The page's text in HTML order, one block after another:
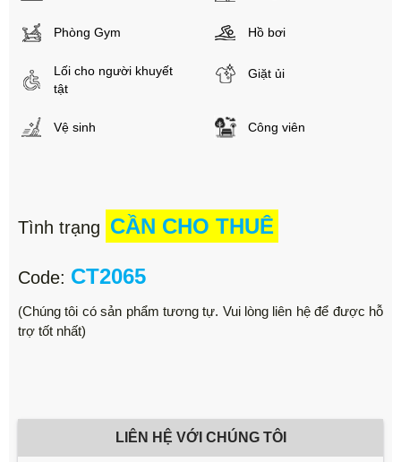
Phòng Gym Hồ bơi
Lối cho người khuyết
tật
Giặt ủi
Vệ sinh Công viên
Tình trạng CẦN CHO THUÊ
Code: CT2065
(Chúng tôi có sản phẩm tương tự. Vui lòng liên hệ để được hỗ
trợ tốt nhất)
LIÊN HỆ VỚI CHÚNG TÔI